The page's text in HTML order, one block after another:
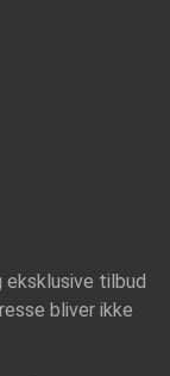
tilbud
bliver ikke